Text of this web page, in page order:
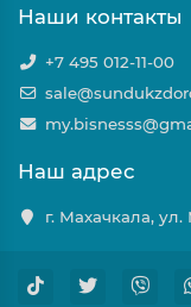
Наши контакты
+7 495 012-11-00
Наш адрес
г. Махачкала,